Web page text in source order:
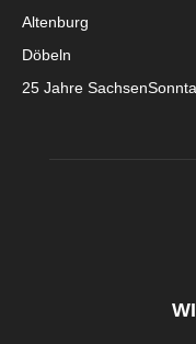
Altenburg
Döbeln
25 Jahre